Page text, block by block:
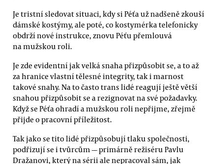
Je tristní sledovat situaci, kdy si Péťa už nadšeně zkouší
dámské kostýmy, ale poté, co kostymérka telefonicky
obdrží nové instrukce, znovu Péťu přemlouvá
na mužskou roli.
Je zde evidentní jak velká snaha přizpůsobit se, a to až
za hranice vlastní tělesné integrity, tak i marnost
takové snahy. Na to často trans lidé reagují ještě větší
snahou přizpůsobit se a rezignovat na své požadavky.
Když se Péťa ohradí a mužskou roli nepřijme, zřejmě
přijde o pracovní příležitost.
Tak jako se tito lidé přizpůsobují tlaku společnosti,
podřizují se i tvůrcům — primárně režiséru Pavlu
Dražanovi, který na sérii ale nepracoval sám, jak